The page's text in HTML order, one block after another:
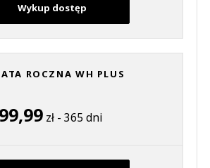
Wykup dostęp
ROCZNA WH PLUS
zł - 365 dni